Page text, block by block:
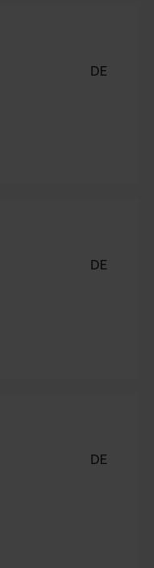
DE
DE
DE